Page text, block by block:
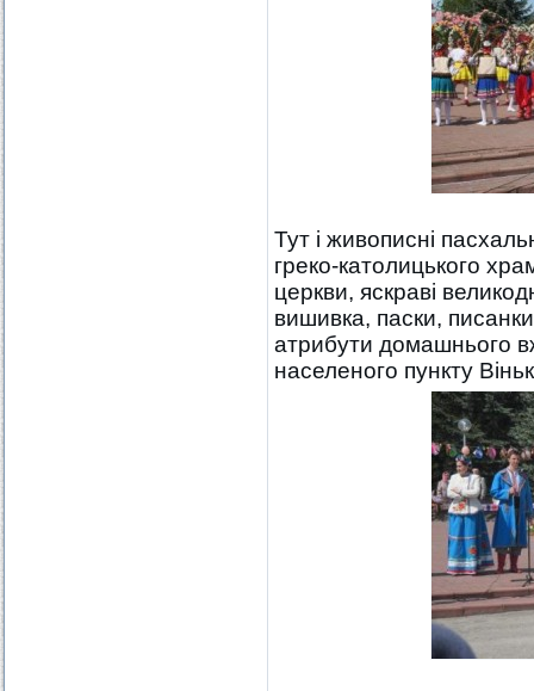
Тут і живописні
греко-католицького
церкви, яскраві
вишивка, паски,
атрибути домашнього
населеного пункту